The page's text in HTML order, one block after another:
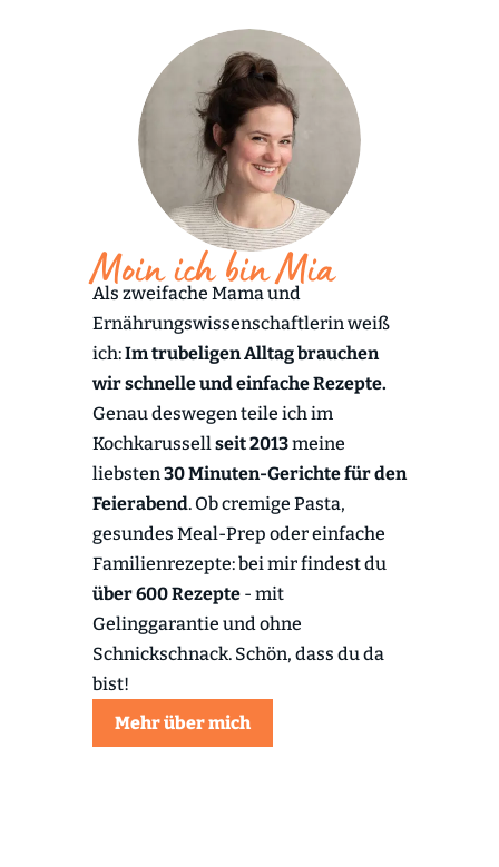
Moin ich bin Mia
Als zweifache Mama und
Ernährungswissenschaftlerin weiß
ich:Im trubeligen Alltag brauchen
wir schnelle und einfache Rezepte.
Genau deswegen teile ich im
Kochkarussellseit 2013meine
liebsten30 Minuten-Gerichte für den
Feierabend. Ob cremige Pasta,
gesundes Meal-Prep oder einfache
Familienrezepte: bei mir findest du
über 600 Rezepte- mit
Gelinggarantie und ohne
Schnickschnack. Schön, dass du da
bist!
Mehr über mich